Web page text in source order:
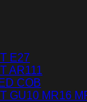
E27
AR111
COB
GU10 MR16